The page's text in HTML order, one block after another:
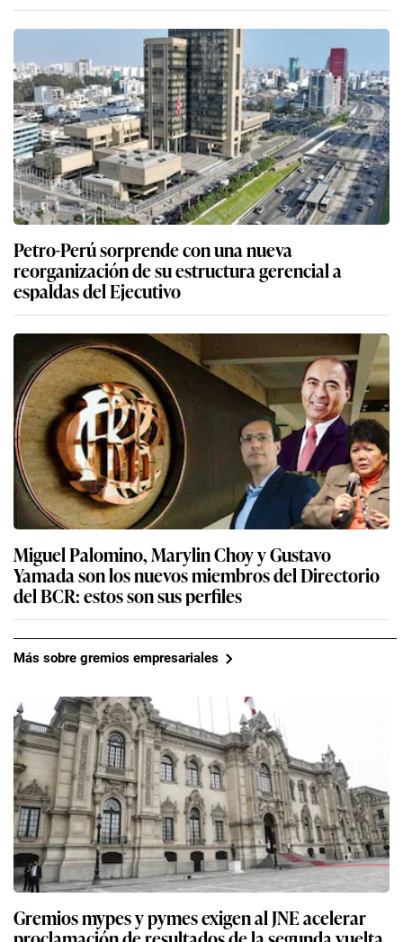
Petro-Perú sorprende con una nueva
reorganización de su estructura gerencial a
espaldas del Ejecutivo
Miguel Palomino, Marylin Choy y Gustavo
Yamada son los nuevos miembros del Directorio
del BCR: estos son sus perfiles
Más sobre gremios empresariales
Gremios mypes y pymes exigen al JNE acelerar